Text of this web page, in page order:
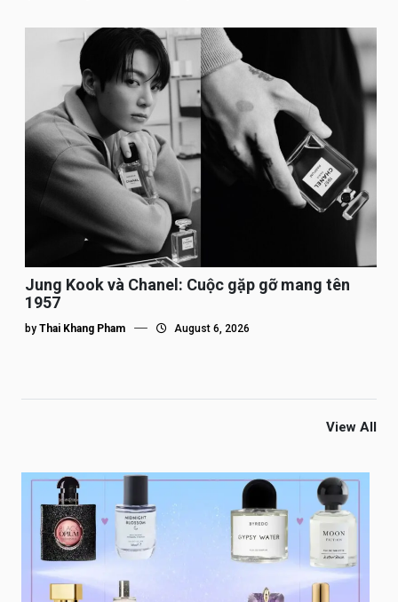
Jung Kook và Chanel: Cuộc gặp gỡ mang tên
1957
by Thai Khang Pham August 6, 2026
View All